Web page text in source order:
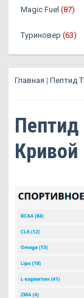
Magic Fuel (87)
Туриновер (63)
Главная | Пептид
Кривой